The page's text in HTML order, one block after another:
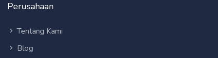
Perusahaan
Tentang Kami
Blog